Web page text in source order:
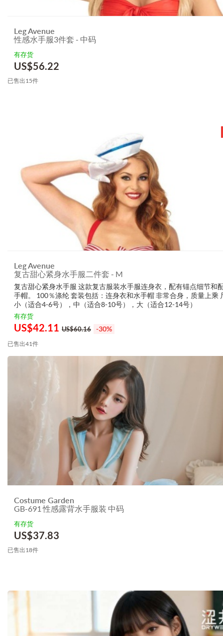
Leg Avenue
性感水手服3件套 - 中码
有存货
US$56.22
已售出15件
Leg Avenue
复古甜心紧身水手服二件套 - M
复古甜心紧身水手服 这款复古服装水手服连身衣，配有锚点细节和
手帽。 100％涤纶 套装包括：连身衣和水手帽 非常合身，质量上乘
小（适合4-6号），中（适合8-10号），大（适合12-14号）
有存货
US$42.11 US$60.16 -30%
已售出41件
Costume Garden
GB-691 性感露背水手服装 中码
有存货
US$37.83
已售出18件